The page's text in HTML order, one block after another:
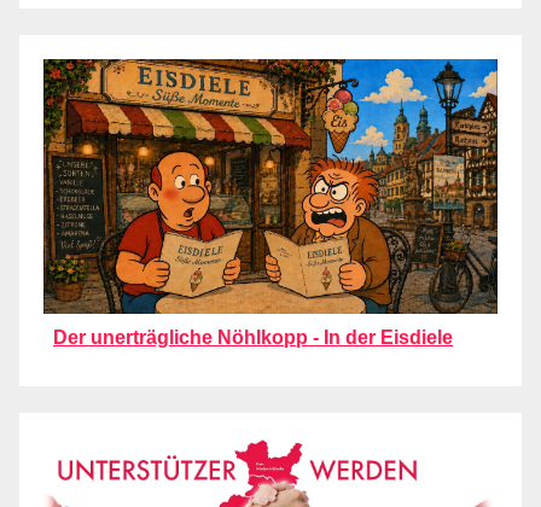
Der unerträgliche Nöhlkopp - In der Eisdiele